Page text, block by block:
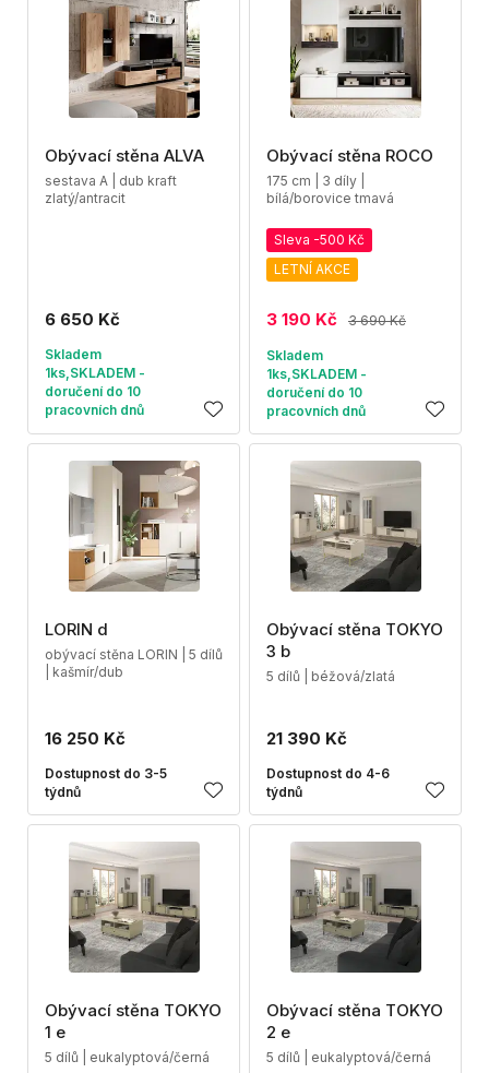
Obývací stěna ALVA
sestava A | dub kraft
zlatý/antracit
6 650 Kč
Skladem
1ks,SKLADEM -
doručení do 10
pracovních dnů
Obývací stěna ROCO
175 cm | 3 díly |
bílá/borovice tmavá
Sleva -500 Kč
LETNÍ AKCE
3 190 Kč 3 690 Kč
Skladem
1ks,SKLADEM -
doručení do 10
pracovních dnů
LORIN d
obývací stěna LORIN | 5 dílů
| kašmír/dub
16 250 Kč
Dostupnost do 3-5
týdnů
Obývací stěna TOKYO
3 b
5 dílů | béžová/zlatá
21 390 Kč
Dostupnost do 4-6
týdnů
Obývací stěna TOKYO
1 e
5 dílů | eukalyptová/černá
Obývací stěna TOKYO
2 e
5 dílů | eukalyptová/černá